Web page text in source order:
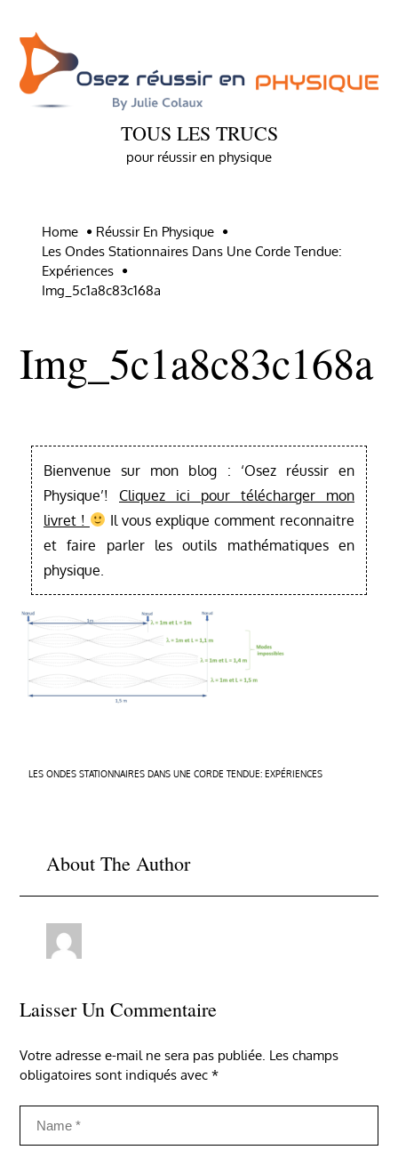
content
TOUS LES TRUCS
pour réussir en physique
Home
Réussir En Physique
Les Ondes Stationnaires Dans Une Corde Tendue:
Expériences
Img_5c1a8c83c168a
Img_5c1a8c83c168a
Bienvenue sur mon blog : ‘Osez réussir en
Physique’! Cliquez ici pour télécharger mon
livret !
Il vous explique comment reconnaitre
et faire parler les outils mathématiques en
physique.
Navigation
LES ONDES STATIONNAIRES DANS UNE CORDE TENDUE: EXPÉRIENCES
About The Author
Laisser Un Commentaire
Votre adresse e-mail ne sera pas publiée. Les champs
obligatoires sont indiqués avec*